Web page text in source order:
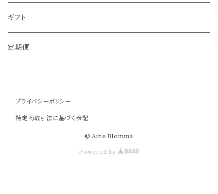
和紅茶
珈琲
クッキー
ギフト
定期便
プライバシーポリシー
特定商取引法に基づく表記
© Aine Blomma
Powered by